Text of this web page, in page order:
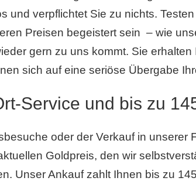
und verpflichtet Sie zu nichts.
Preisen begeistert sein – wie
gern zu uns kommt. Sie
sich auf eine seriöse Übergabe
Service und bis zu
oder der Verkauf in unserer
Goldpreis, den wir
Unser Ankauf zahlt Ihnen bis zu